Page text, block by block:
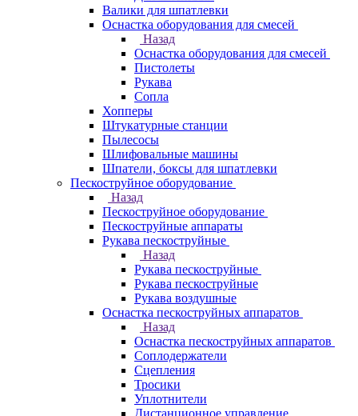
Валики для шпатлевки
Оснастка оборудования для смесей
Назад
Оснастка оборудования для смесей
Пистолеты
Рукава
Сопла
Хопперы
Штукатурные станции
Пылесосы
Шлифовальные машины
Шпатели, боксы для шпатлевки
Пескоструйное оборудование
Назад
Пескоструйное оборудование
Пескоструйные аппараты
Рукава пескоструйные
Назад
Рукава пескоструйные
Рукава пескоструйные
Рукава воздушные
Оснастка пескоструйных аппаратов
Назад
Оснастка пескоструйных аппаратов
Соплодержатели
Сцепления
Тросики
Уплотнители
Дистанционное управление